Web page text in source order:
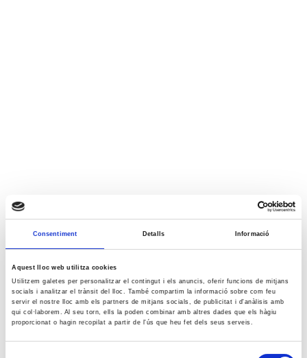
Consentiment Detalls Informació
Aquest lloc web utilitza cookies
Utilitzem galetes per personalitzar el contingut i els anuncis, oferir funcions de mitjans
socials i analitzar el trànsit del lloc. També compartim la informació sobre com feu
servir el nostre lloc amb els partners de mitjans socials, de publicitat i d'anàlisis amb
qui col·laborem. Al seu torn, ells la poden combinar amb altres dades que els hàgiu
proporcionat o hagin recopilat a partir de l'ús que heu fet dels seus serveis.